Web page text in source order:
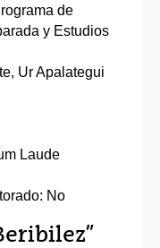
de
y Estudios
Ur Apalategui
Laude
No